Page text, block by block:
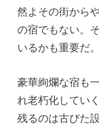
然よその街から
の宿でもない。
いるかも重要だ。
豪華絢爛な宿も
れ老朽化してい
残るのは古びた